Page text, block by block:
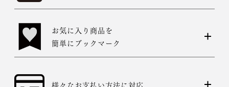
お気に入り商品を
簡単にブックマーク
様々なお支払い方法に対応